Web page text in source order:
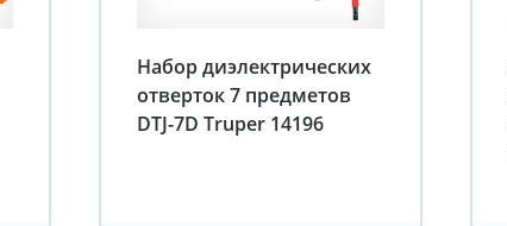
Набор диэлектрических
отверток 7 предметов
DTJ-7D Truper 14196